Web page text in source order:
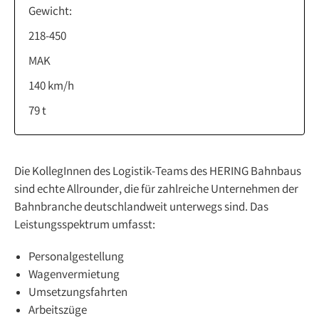
Gewicht:
218-450
MAK
140 km/h
79 t
Die KollegInnen des Logistik-Teams des HERING Bahnbaus
sind echte Allrounder, die für zahlreiche Unternehmen der
Bahnbranche deutschlandweit unterwegs sind. Das
Leistungsspektrum umfasst:
Personalgestellung
Wagenvermietung
Umsetzungsfahrten
Arbeitszüge